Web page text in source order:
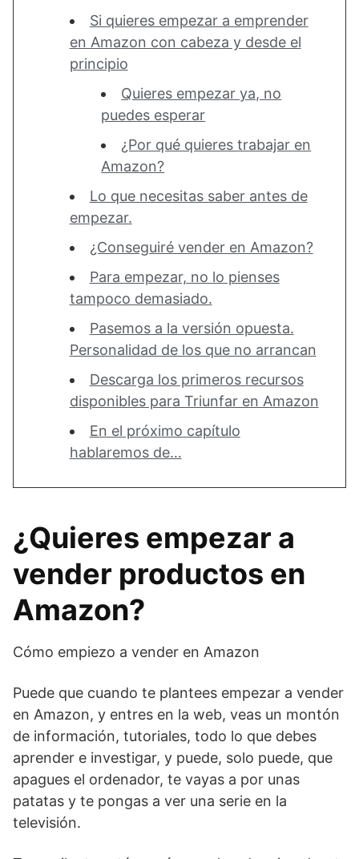
Si quieres empezar a emprender
en Amazon con cabeza y desde el
principio
Quieres empezar ya, no
puedes esperar
¿Por qué quieres trabajar en
Amazon?
Lo que necesitas saber antes de
empezar.
¿Conseguiré vender en Amazon?
Para empezar, no lo pienses
tampoco demasiado.
Pasemos a la versión opuesta.
Personalidad de los que no arrancan
Descarga los primeros recursos
disponibles para Triunfar en Amazon
En el próximo capítulo
hablaremos de…
¿Quieres empezar a
vender productos en
Amazon?
Cómo empiezo a vender en Amazon
Puede que cuando te plantees empezar a vender
en Amazon, y entres en la web, veas un montón
de información, tutoriales, todo lo que debes
aprender e investigar, y puede, solo puede, que
apagues el ordenador, te vayas a por unas
patatas y te pongas a ver una serie en la
televisión.